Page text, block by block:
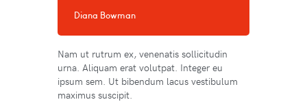
Diana Bowman
Nam ut rutrum ex, venenatis sollicitudin
urna. Aliquam erat volutpat. Integer eu
ipsum sem. Ut bibendum lacus vestibulum
maximus suscipit.